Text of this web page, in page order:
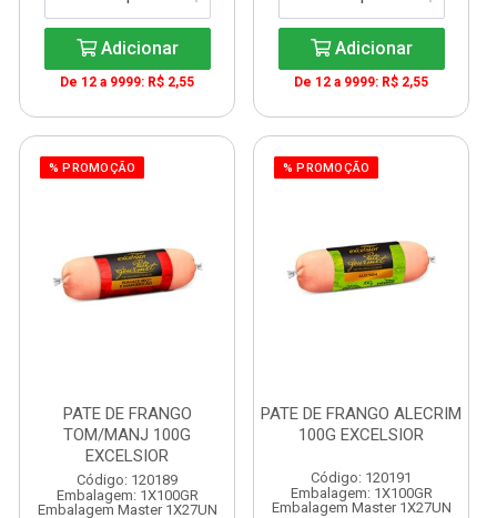
Adicionar
De 12 a 9999: R$ 2,55
Adicionar
De 12 a 9999: R$ 2,55
% PROMOÇÃO
PATE DE FRANGO
TOM/MANJ 100G
EXCELSIOR
Código: 120189
Embalagem: 1X100GR
Embalagem Master 1X27UN
% PROMOÇÃO
PATE DE FRANGO ALECRIM
100G EXCELSIOR
Código: 120191
Embalagem: 1X100GR
Embalagem Master 1X27UN